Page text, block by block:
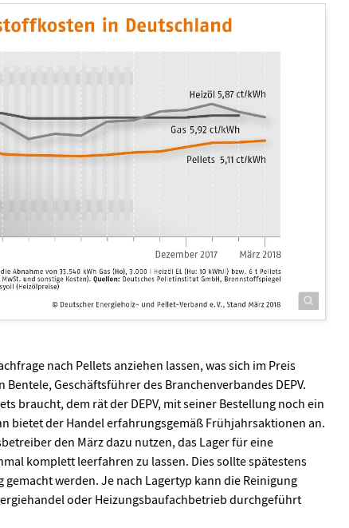
nach Pellets anziehen lassen, was sich im Preis
Geschäftsführer des Branchenverbandes DEPV.
braucht, dem rät der DEPV, mit seiner Bestellung noch ein
bietet der Handel erfahrungsgemäß Frühjahrsaktionen an.
den März dazu nutzen, das Lager für eine
komplett leerfahren zu lassen. Dies sollte spätestens
werden. Je nach Lagertyp kann die Reinigung
oder Heizungsbaufachbetrieb durchgeführt